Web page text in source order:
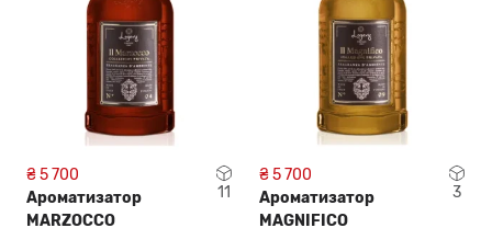
₴ 5 700
Ароматизатор
MARZOCCO
11
₴ 5 700
Ароматизатор
MAGNIFICO
3